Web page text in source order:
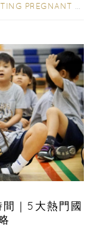
PREGNANT
｜5大熱門國